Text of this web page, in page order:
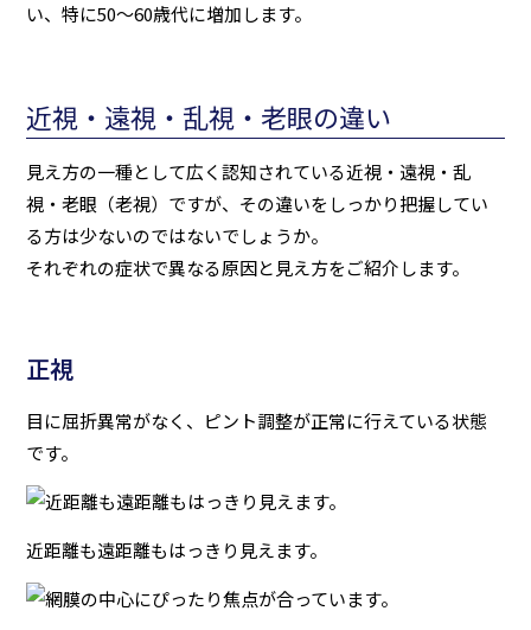
い、特に50～60歳代に増加します。
近視・遠視・乱視・老眼の違い
見え方の一種として広く認知されている近視・遠視・乱
視・老眼（老視）ですが、その違いをしっかり把握してい
る方は少ないのではないでしょうか。
それぞれの症状で異なる原因と見え方をご紹介します。
正視
目に屈折異常がなく、ピント調整が正常に行えている状態
です。
近距離も遠距離もはっきり見えます。